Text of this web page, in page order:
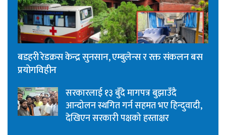
बडहरी रेडक्रस केन्द्र सुनसान, एम्बुलेन्स र रक्त संकलन बस
प्रयोगविहीन
सरकारलाई १३ बुँदे मागपत्र बुझाउँदै
आन्दोलन स्थगित गर्न सहमत भए हिन्दुवादी,
देखिएन सरकारी पक्षको हस्ताक्षर